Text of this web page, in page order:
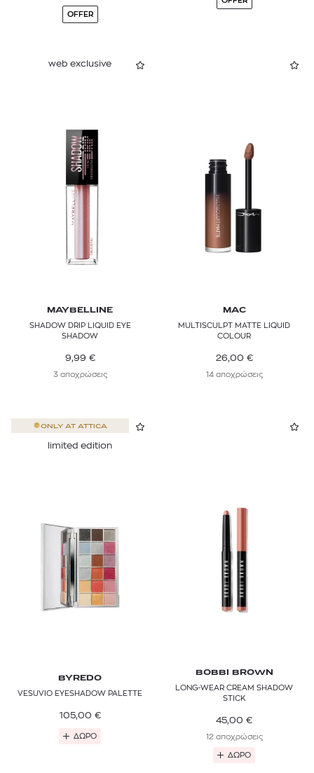
OFFER
web exclusive
MAYBELLINE
SHADOW DRIP LIQUID EYE
SHADOW
9,99 €
3 αποχρώσεις
MAC
MULTISCULPT MATTE LIQUID
COLOUR
26,00 €
14 αποχρώσεις
ONLY AT ATTICA
limited edition
BYREDO
VESUVIO EYESHADOW PALETTE
105,00 €
ΔΩΡΟ
BOBBI BROWN
LONG-WEAR CREAM SHADOW
STICK
45,00 €
12 αποχρώσεις
ΔΩΡΟ